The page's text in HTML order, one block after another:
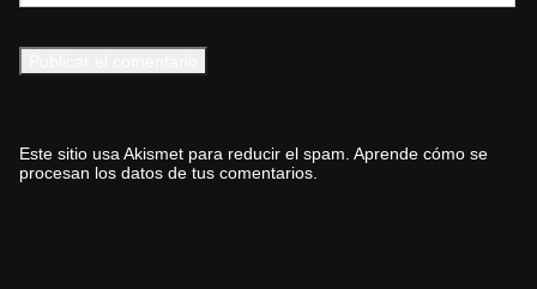
Este sitio usa Akismet para reducir el spam. Aprende cómo se
procesan los datos de tus comentarios.